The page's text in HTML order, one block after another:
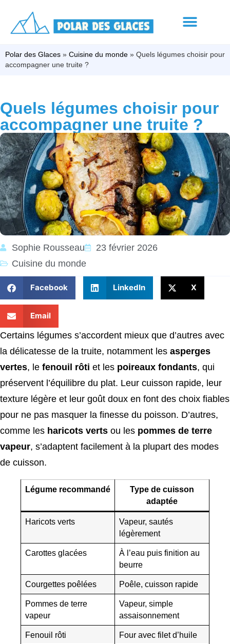
Polar des Glaces » Cuisine du monde » Quels légumes choisir pour
accompagner une truite ?
Quels légumes choisir pour
accompagner une truite ?
Sophie Rousseau
23 février 2026
Cuisine du monde
Facebook LinkedIn X
Email
Certains légumes s’accordent mieux que d’autres avec
la délicatesse de la truite, notamment les asperges
vertes, le fenouil rôti et les poireaux fondants, qui
préservent l’équilibre du plat. Leur cuisson rapide, leur
texture légère et leur goût doux en font des choix fiables
pour ne pas masquer la finesse du poisson. D’autres,
comme les haricots verts ou les pommes de terre
vapeur, s’adaptent facilement à la plupart des modes
de cuisson.
Légume recommandé
Type de cuisson
adaptée
Haricots verts
Vapeur, sautés
légèrement
Carottes glacées
À l’eau puis finition au
beurre
Courgettes poêlées Poêle, cuisson rapide
Pommes de terre
vapeur
Vapeur, simple
assaisonnement
Fenouil rôti Four avec filet d’huile